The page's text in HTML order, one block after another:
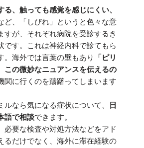
る、触っても感覚を感じにくい、
ど、「しびれ」というと色々な意
すが、それぞれ病院を受診するき
です。これは神経内科で診てもら
。海外では言葉の壁もあり
「ピリ
この微妙なニュアンスを伝えるの
関に行くのを躊躇ってしまいます
ルなら気になる症状について、
日
語で相談できます。
必要な検査や対処方法などをアド
るだけでなく、海外に滞在経験の